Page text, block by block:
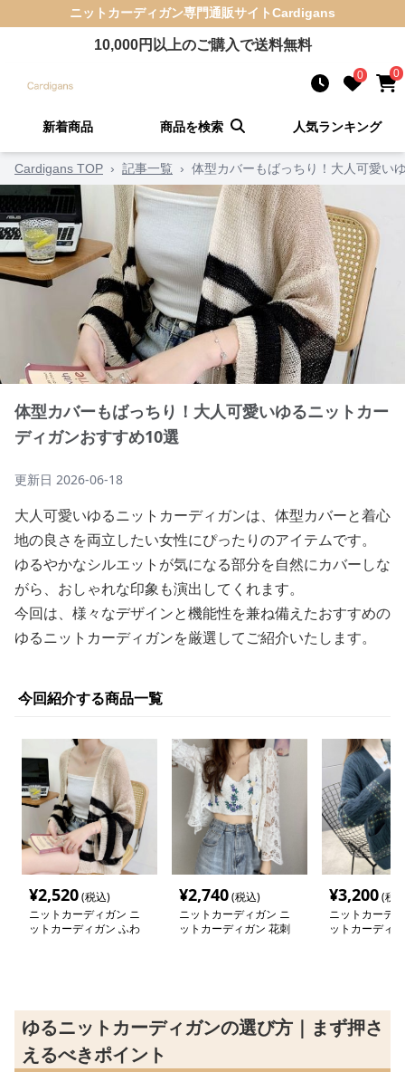
ニットカーディガン専門通販サイトCardigans
10,000円以上のご購入で送料無料
0 0
新着商品 商品を検索 人気ランキング
Cardigans TOP › 記事一覧 › 体型カバーもばっちり！大人可愛い
体型カバーもばっちり！大人可愛いゆるニットカー
ディガンおすすめ10選
更新日 2026-06-18
大人可愛いゆるニットカーディガンは、体型カバーと着心
地の良さを両立したい女性にぴったりのアイテムです。
ゆるやかなシルエットが気になる部分を自然にカバーしな
がら、おしゃれな印象も演出してくれます。
今回は、様々なデザインと機能性を兼ね備えたおすすめの
ゆるニットカーディガンを厳選してご紹介いたします。
今回紹介する商品一覧
¥2,520(税込)
ニットカーディガン ニ
ットカーディガン ふわ
¥2,740(税込)
ニットカーディガン ニ
ットカーディガン 花刺
¥3,200(税
ニットカーデ
ットカーディ
ゆるニットカーディガンの選び方｜まず押さ
えるべきポイント